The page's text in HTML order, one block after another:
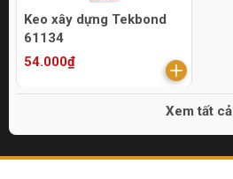
Keo xây dựng Tekbond
61134
54.000₫
Xem tất cả